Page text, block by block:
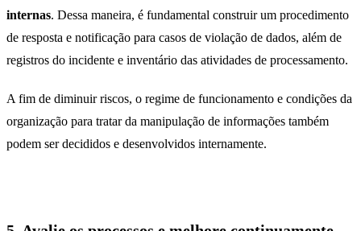
internas. Dessa maneira, é fundamental construir um procedimento
de resposta e notificação para casos de violação de dados, além de
registros do incidente e inventário das atividades de processamento.
A fim de diminuir riscos, o regime de funcionamento e condições da
organização para tratar da manipulação de informações também
podem ser decididos e desenvolvidos internamente.